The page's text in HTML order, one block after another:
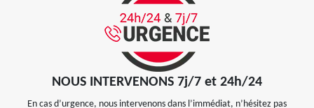
NOUS INTERVENONS 7j/7 et 24h/24
En cas d’urgence, nous intervenons dans l’immédiat, n’hésitez pas